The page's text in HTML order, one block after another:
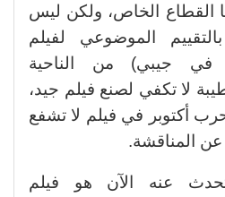
القطاع الخاص، ولكن ليس
الموضوعي لفيلم
في جيبي) من الناحية
لا تكفي لصنع فيلم جيد،
أكتوبر في فيلم لا تشفع
عن المناقشة.
عنه الآن هو فيلم